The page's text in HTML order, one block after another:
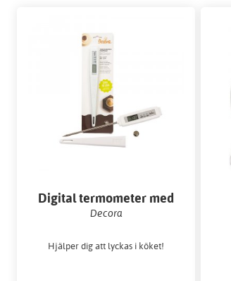
Digital termometer med
lång sticka
Decora
Hjälper dig att lyckas i köket!